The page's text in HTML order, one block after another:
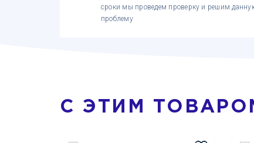
сроки мы проведем проверку и решим
проблему
С ЭТИМ